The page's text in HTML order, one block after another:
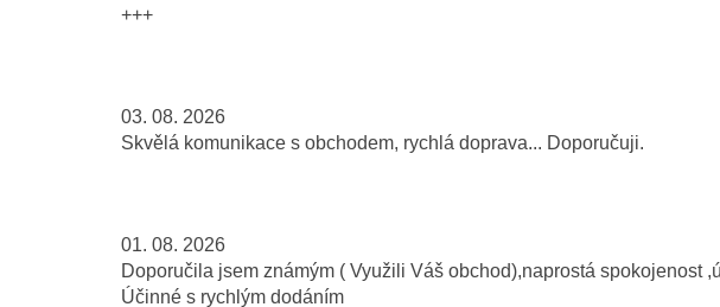
+++
03. 08. 2026
Skvělá komunikace s obchodem, rychlá doprava... Doporučuji.
01. 08. 2026
Doporučila jsem známým ( Využili Váš obchod),naprostá spokojenost
Účinné s rychlým dodáním